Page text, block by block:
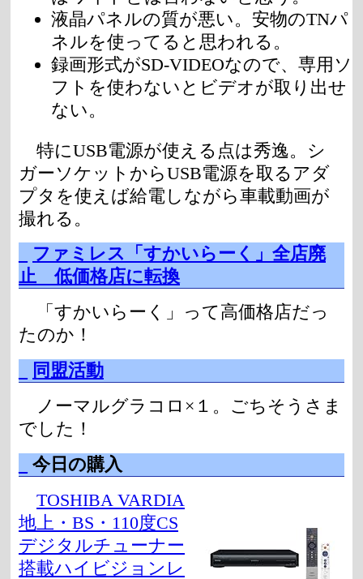
液晶パネルの質が悪い。安物のTNパ
ネルを使ってると思われる。
録画形式がSD-VIDEOなので、専用ソ
フトを使わないとビデオが取り出せ
ない。
特にUSB電源が使える点は秀逸。シ
ガーソケットからUSB電源を取るアダ
プタを使えば給電しながら車載動画が
撮れる。
ファミレス「すかいらーく」全店廃
止 低価格店に転換
「すかいらーく」って高価格店だっ
たのか！
同盟活動
ノーマルグラコロ×１。ごちそうさま
でした！
今日の購入
TOSHIBA VARDIA
地上・BS・110度CS
デジタルチューナー
搭載ハイビジョンレ